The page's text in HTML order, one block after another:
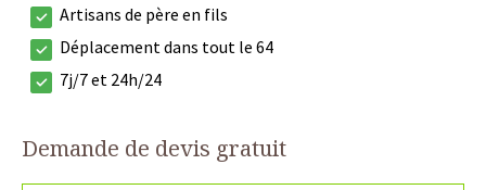
Artisans de père en fils
Déplacement dans tout le 64
7j/7 et 24h/24
Demande de devis gratuit